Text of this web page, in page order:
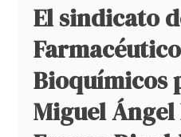
El sindicato
Bioquímicos
Miguel